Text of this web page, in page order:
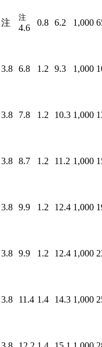
注
注
4.6
0.8 6.2 1,000
3.8 6.8 1.2 9.3 1,000
3.8 7.8 1.2 10.3 1,000
3.8 8.7 1.2 11.2 1,000
3.8 9.9 1.2 12.4 1,000
3.8 9.9 1.2 12.4 1,000
3.8 11.4 1.4 14.3 1,000